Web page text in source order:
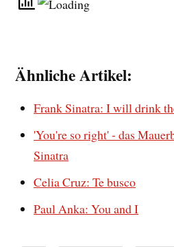
Ähnliche Artikel:
Frank Sinatra: I will drink
'You're so right' - das
Sinatra
Celia Cruz: Te busco
Paul Anka: You and I